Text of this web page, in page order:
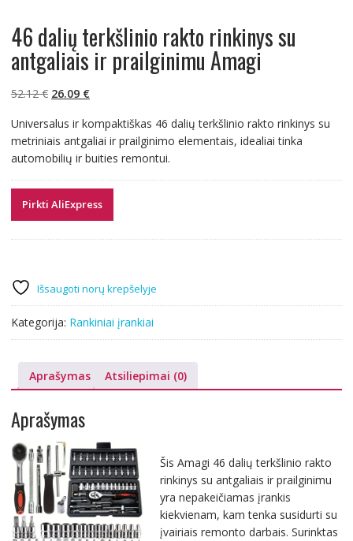
46 dalių terkšlinio rakto rinkinys su
antgaliais ir prailginimu Amagi
52.12€ Original
was:
52.12 €.
26.09 €Current
is:
26.09 €.
Universalus ir kompaktiškas 46 dalių terkšlinio rakto rinkinys su
metriniais antgaliai ir prailginimo elementais, idealiai tinka
automobilių ir buities remontui.
Pirkti AliExpress
Išsaugoti norų krepšelyje
Kategorija: Rankiniai įrankiai
Aprašymas Atsiliepimai (0)
Aprašymas
Šis Amagi 46 dalių terkšlinio rakto
rinkinys su antgaliais ir prailginimu
yra nepakeičiamas įrankis
kiekvienam, kam tenka susidurti su
įvairiais remonto darbais. Surinktas